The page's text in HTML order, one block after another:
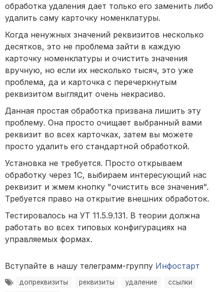
обработка удаления дает только его заменить либо
удалить саму карточку номенклатуры.
Когда ненужных значений реквизитов несколько
десятков, это не проблема зайти в каждую
карточку номенклатуры и очистить значения
вручную, но если их несколько тысяч, это уже
проблема, да и карточка с перечеркнутым
реквизитом выглядит очень некрасиво.
Данная простая обработка призвана лишить эту
проблему. Она просто очищает выбранный вами
реквизит во всех карточках, затем вы можете
просто удалить его стандартной обработкой.
Установка не требуется. Просто открываем
обработку через 1С, выбираем интересующий нас
реквизит и жмем кнопку "очистить все значения".
Требуется право на открытие внешних обработок.
Тестировалось на УТ 11.5.9.131. В теории должна
работать во всех типовых конфигурациях на
управляемых формах.
Вступайте в нашу телеграмм-группу Инфостарт
допреквизиты реквизиты удаление
ссылки